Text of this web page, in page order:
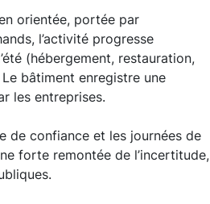
orientée, portée par
l’activité progresse
(hébergement, restauration,
bâtiment enregistre une
les entreprises.
de confiance et les journées de
forte remontée de l’incertitude,